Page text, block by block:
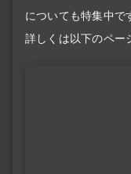
についても特集中で
詳しくは以下のペー